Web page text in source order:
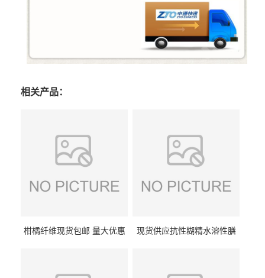
相关产品：
柑橘纤维现货包邮 量大优惠
现货供应抗性糊精水溶性膳